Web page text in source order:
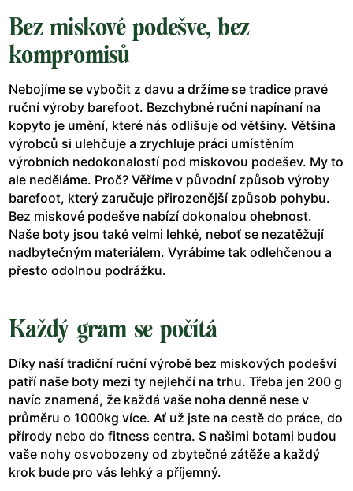
Bez miskové podešve, bez
kompromisů
Nebojíme se vybočit z davu a držíme se tradice pravé
ruční výroby barefoot. Bezchybné ruční napínaní na
kopyto je umění, které nás odlišuje od většiny. Většina
výrobců si ulehčuje a zrychluje práci umístěním
výrobních nedokonalostí pod miskovou podešev. My to
ale neděláme. Proč? Věříme v původní způsob výroby
barefoot, který zaručuje přirozenější způsob pohybu.
Bez miskové podešve nabízí dokonalou ohebnost.
Naše boty jsou také velmi lehké, neboť se nezatěžují
nadbytečným materiálem. Vyrábíme tak odlehčenou a
přesto odolnou podrážku.
Každý gram se počítá
Díky naší tradiční ruční výrobě bez miskových podešví
patří naše boty mezi ty nejlehčí na trhu. Třeba jen 200 g
navíc znamená, že každá vaše noha denně nese v
průměru o 1000kg více. Ať už jste na cestě do práce, do
přírody nebo do fitness centra. S našimi botami budou
vaše nohy osvobozeny od zbytečné zátěže a každý
krok bude pro vás lehký a příjemný.